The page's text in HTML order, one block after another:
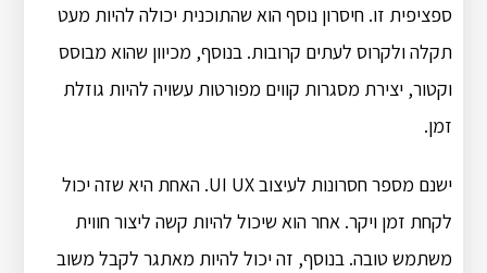
ספציפית זו. חיסרון נוסף הוא שהתוכנית יכולה להיות מעט
תקלה ולקרוס לעתים קרובות. בנוסף, מכיוון שהוא מבוסס
וקטור, יצירת מסגרות קווים מפורטות עשויה להיות גוזלת
זמן.
ישנם מספר חסרונות לעיצוב UI UX. האחת היא שזה יכול
לקחת זמן ויקר. אחר הוא שיכול להיות קשה ליצור חווית
משתמש טובה. בנוסף, זה יכול להיות מאתגר לקבל משוב